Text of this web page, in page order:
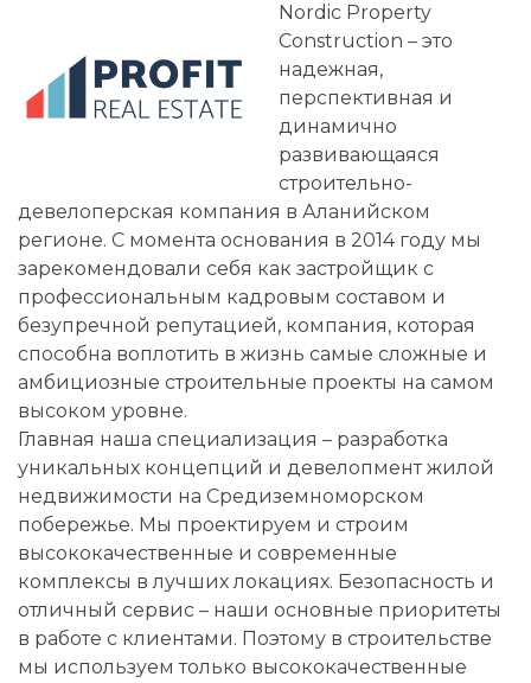
Nordic Property
Construction – это
надежная,
перспективная и
динамично
развивающаяся
строительно-
девелоперская компания в Аланийском
регионе. С момента основания в 2014 году мы
зарекомендовали себя как застройщик с
профессиональным кадровым составом и
безупречной репутацией, компания, которая
способна воплотить в жизнь самые сложные и
амбициозные строительные проекты на самом
высоком уровне.
Главная наша специализация – разработка
уникальных концепций и девелопмент жилой
недвижимости на Средиземноморском
побережье. Мы проектируем и строим
высококачественные и современные
комплексы в лучших локациях. Безопасность и
отличный сервис – наши основные приоритеты
в работе с клиентами. Поэтому в строительстве
мы используем только высококачественные